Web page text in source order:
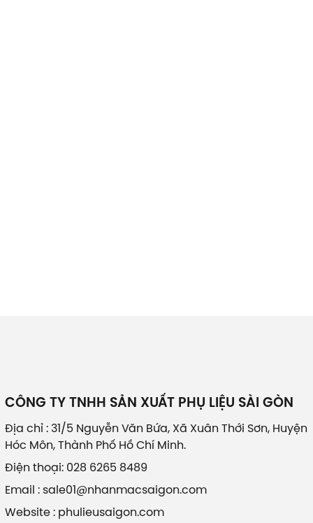
CÔNG TY TNHH SẢN XUẤT PHỤ LIỆU SÀI GÒN
Địa chỉ : 31/5 Nguyễn Văn Bứa, Xã Xuân Thới Sơn, Huyện
Hóc Môn, Thành Phố Hồ Chí Minh.
Điện thoại: 028 6265 8489
Email : sale01@nhanmacsaigon.com
Website : phulieusaigon.com